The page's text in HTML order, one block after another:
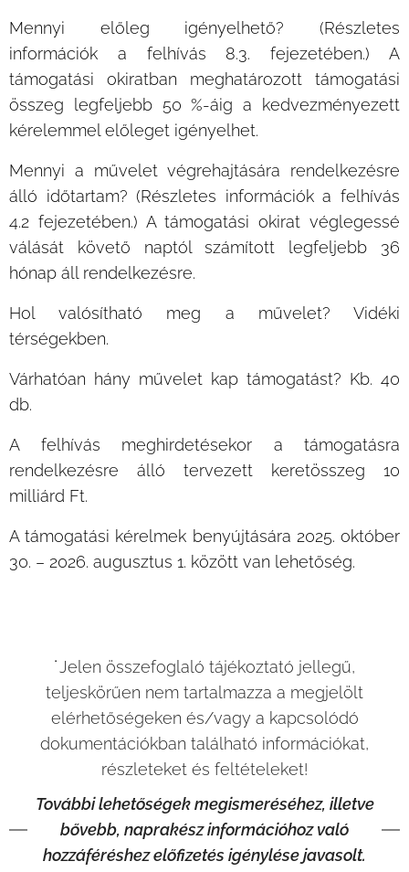
Mennyi előleg igényelhető? (Részletes
információk a felhívás 8.3. fejezetében.) A
támogatási okiratban meghatározott támogatási
összeg legfeljebb 50 %-áig a kedvezményezett
kérelemmel előleget igényelhet.
Mennyi a művelet végrehajtására rendelkezésre
álló időtartam? (Részletes információk a felhívás
4.2 fejezetében.) A támogatási okirat véglegessé
válását követő naptól számított legfeljebb 36
hónap áll rendelkezésre.
Hol valósítható meg a művelet? Vidéki
térségekben.
Várhatóan hány művelet kap támogatást? Kb. 40
db.
A felhívás meghirdetésekor a támogatásra
rendelkezésre álló tervezett keretösszeg 10
milliárd Ft.
A támogatási kérelmek benyújtására 2025. október
30. – 2026. augusztus 1. között van lehetőség.
˙Jelen összefoglaló tájékoztató jellegű,
teljeskörűen nem tartalmazza a megjelölt
elérhetőségeken és/vagy a kapcsolódó
dokumentációkban található információkat,
részleteket és feltételeket!
További lehetőségek megismeréséhez, illetve
bővebb, naprakész információhoz való
hozzáféréshez előfizetés igénylése javasolt.